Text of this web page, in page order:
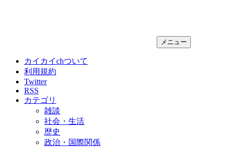
メニュー
カイカイchついて
利用規約
Twitter
RSS
カテゴリ
雑談
社会・生活
歴史
政治・国際関係